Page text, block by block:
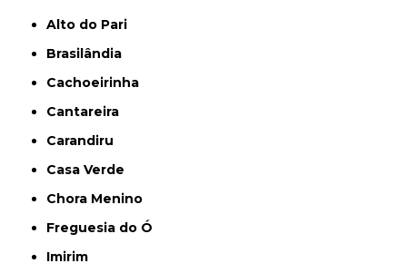
Alto do Pari
Brasilândia
Cachoeirinha
Cantareira
Carandiru
Casa Verde
Chora Menino
Freguesia do Ó
Imirim